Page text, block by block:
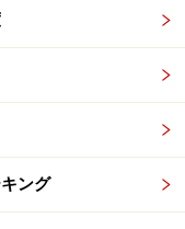
伸ばすメリッ
関節の動きに大き
盤の動きがスムー
とになります。腰
ハムストリングス
ング